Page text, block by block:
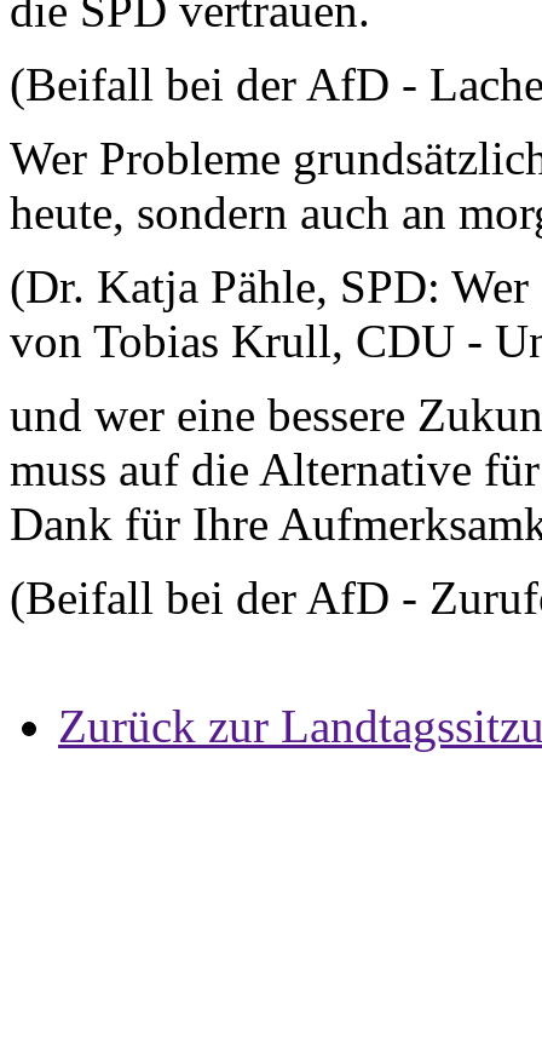
(Beifall bei der AfD -
Wer Probleme
heute, sondern auch an
(Dr. Katja Pähle, SPD:
von Tobias Krull, CDU -
und wer eine bessere
muss auf die Alternative
Dank für Ihre
(Beifall bei der AfD -
Zurück zur